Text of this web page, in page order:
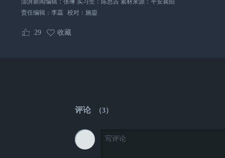
澎湃新闻编辑：张琳 实习生：陈思吉 素材来源：平安襄阳
责任编辑： 李蕊 校对： 施鋆
29 收藏
评论 （3）